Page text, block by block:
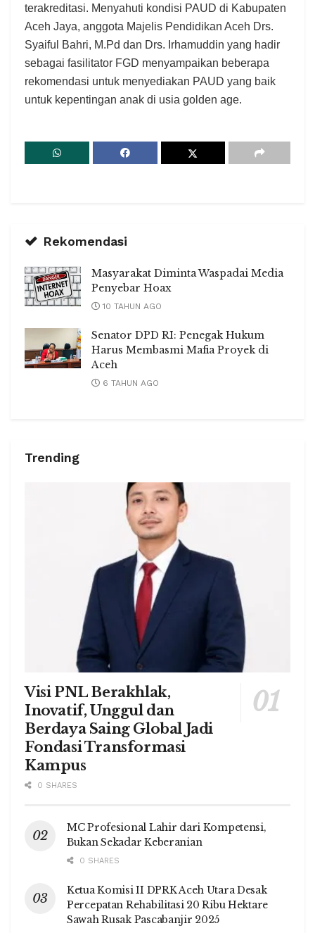
terakreditasi. Menyahuti kondisi PAUD di Kabupaten
Aceh Jaya, anggota Majelis Pendidikan Aceh Drs.
Syaiful Bahri, M.Pd dan Drs. Irhamuddin yang hadir
sebagai fasilitator FGD menyampaikan beberapa
rekomendasi untuk menyediakan PAUD yang baik
untuk kepentingan anak di usia golden age.
Rekomendasi
Masyarakat Diminta Waspadai Media
Penyebar Hoax
10 TAHUN AGO
Senator DPD RI: Penegak Hukum
Harus Membasmi Mafia Proyek di
Aceh
6 TAHUN AGO
Trending
Visi PNL Berakhlak,
Inovatif, Unggul dan
Berdaya Saing Global Jadi
Fondasi Transformasi
Kampus
0 SHARES
MC Profesional Lahir dari Kompetensi,
Bukan Sekadar Keberanian
0 SHARES
Ketua Komisi II DPRK Aceh Utara Desak
Percepatan Rehabilitasi 20 Ribu Hektare
Sawah Rusak Pascabanjir 2025